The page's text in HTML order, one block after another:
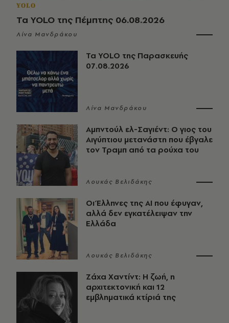
YOLO
Τα YOLO της Πέμπτης 06.08.2026
Λίνα Μανδράκου
Τα YOLO της Παρασκευής
07.08.2026
Λίνα Μανδράκου
Αμπντούλ ελ-Σαγιέντ: Ο γιος του
Αιγύπτιου μετανάστη που έβγαλε
τον Τραμπ από τα ρούχα του
Λουκάς Βελιδάκης
Οι Έλληνες της ΑΙ που έφυγαν,
αλλά δεν εγκατέλειψαν την
Ελλάδα
Λουκάς Βελιδάκης
Ζάχα Χαντίντ: Η ζωή, η
αρχιτεκτονική και 12
εμβληματικά κτίριά της